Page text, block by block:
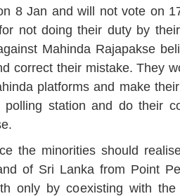
8 Jan and will not vote on
not doing their duty by
Mahinda Rajapakse
correct their mistake. They
platforms and make
station and do their
the minorities should
of Sri Lanka from Point
only by coexisting with